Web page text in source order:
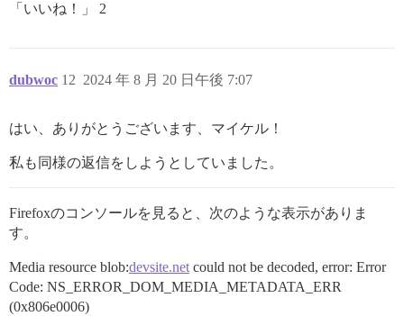
「いいね！」 2
dubwoc 2024 年 8 月 20 日午後 7:07
12
はい、ありがとうございます、マイケル！
私も同様の返信をしようとしていました。
Firefoxのコンソールを見ると、次のような表示がありま
す。
Media resource blob:devsite.net could not be decoded, error: Error
Code: NS_ERROR_DOM_MEDIA_METADATA_ERR
(0x806e0006)